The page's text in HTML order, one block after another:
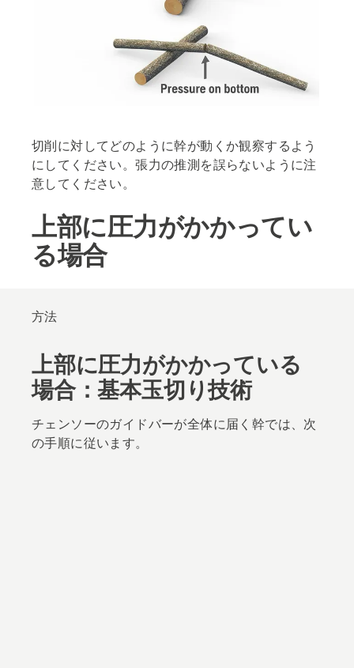
切削に対してどのように幹が動くか観察するよう
にしてください。張力の推測を誤らないように注
意してください。
上部に圧力がかかってい
る場合
方法
上部に圧力がかかっている
場合：基本玉切り技術
チェンソーのガイドバーが全体に届く幹では、次
の手順に従います。